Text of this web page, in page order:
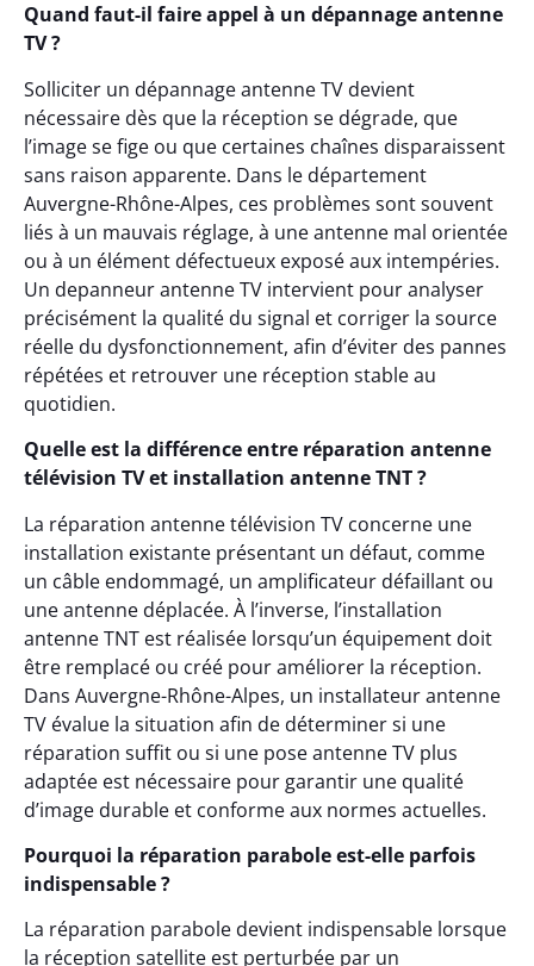
Quand faut-il faire appel à un dépannage antenne
TV ?
Solliciter un dépannage antenne TV devient
nécessaire dès que la réception se dégrade, que
l’image se fige ou que certaines chaînes disparaissent
sans raison apparente. Dans le département
Auvergne-Rhône-Alpes, ces problèmes sont souvent
liés à un mauvais réglage, à une antenne mal orientée
ou à un élément défectueux exposé aux intempéries.
Un depanneur antenne TV intervient pour analyser
précisément la qualité du signal et corriger la source
réelle du dysfonctionnement, afin d’éviter des pannes
répétées et retrouver une réception stable au
quotidien.
Quelle est la différence entre réparation antenne
télévision TV et installation antenne TNT ?
La réparation antenne télévision TV concerne une
installation existante présentant un défaut, comme
un câble endommagé, un amplificateur défaillant ou
une antenne déplacée. À l’inverse, l’installation
antenne TNT est réalisée lorsqu’un équipement doit
être remplacé ou créé pour améliorer la réception.
Dans Auvergne-Rhône-Alpes, un installateur antenne
TV évalue la situation afin de déterminer si une
réparation suffit ou si une pose antenne TV plus
adaptée est nécessaire pour garantir une qualité
d’image durable et conforme aux normes actuelles.
Pourquoi la réparation parabole est-elle parfois
indispensable ?
La réparation parabole devient indispensable lorsque
la réception satellite est perturbée par un